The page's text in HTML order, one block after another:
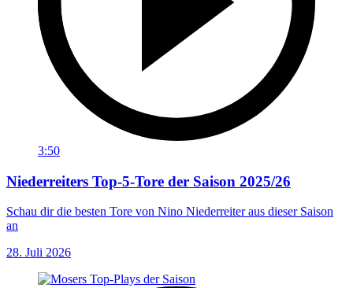
3:50
Niederreiters Top-5-Tore der Saison 2025/26
Schau dir die besten Tore von Nino Niederreiter aus dieser Saison
an
28. Juli 2026